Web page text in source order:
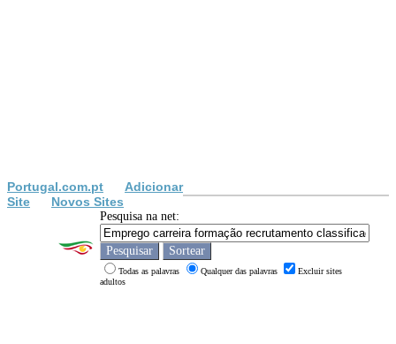
Portugal.com.pt
Adicionar
Site
Novos Sites
Pesquisa na net:
Todas as palavras Qualquer das palavras
Excluir sites
adultos